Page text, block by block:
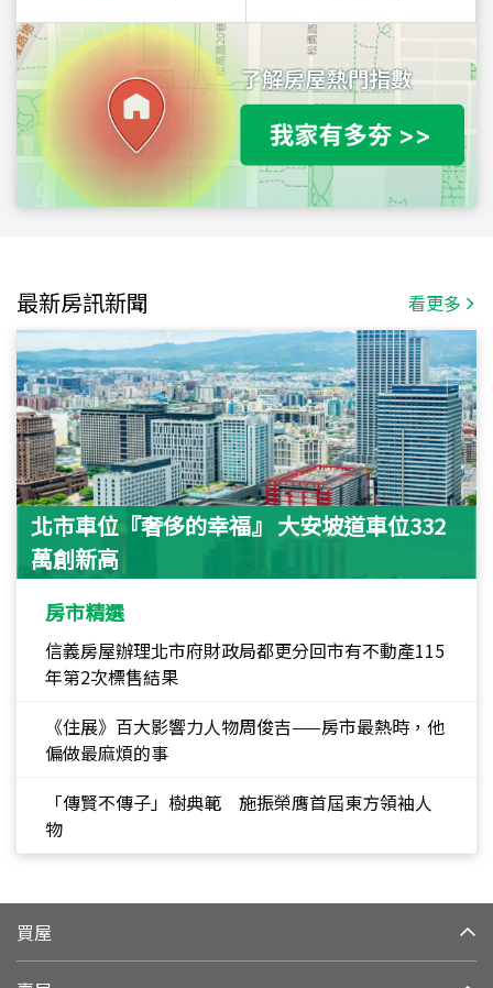
最新房訊新聞 看更多
北市車位『奢侈的幸福』 大安坡道車位332
萬創新高
房市精選
信義房屋辦理北市府財政局都更分回市有不動產115
年第2次標售結果
《住展》百大影響力人物周俊吉——房市最熱時，他
偏做最麻煩的事
「傳賢不傳子」樹典範 施振榮膺首屆東方領袖人
物
買屋